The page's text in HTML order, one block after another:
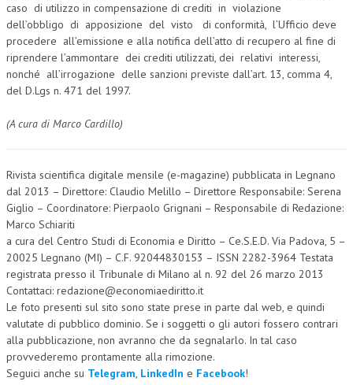
PENALE
NEWS
ARCHIVIO EVENTI (FINO AL 2022)
CORSI ENTI TERZI
BOLLETTINO FINANZIAMENTI
TELEGRAM
MANUALI E MONOGRAFIE
TESI DI LAUREA
MATERIALE DIDATTICO
INVITI E PROMOZIONI
caso di utilizzo in compensazione di crediti in violazione
dell’obbligo di apposizione del visto di conformità, l’Ufficio deve
procedere all’emissione e alla notifica dell’atto di recupero al fine di
riprendere l’ammontare dei crediti utilizzati, dei relativi interessi,
nonché all’irrogazione delle sanzioni previste dall’art. 13, comma 4,
del D.Lgs n. 471 del 1997.
(A cura di Marco Cardillo)
Rivista scientifica digitale mensile (e-magazine) pubblicata in Legnano
dal 2013 – Direttore: Claudio Melillo – Direttore Responsabile: Serena
Giglio – Coordinatore: Pierpaolo Grignani – Responsabile di Redazione:
Marco Schiariti
a cura del Centro Studi di Economia e Diritto – Ce.S.E.D. Via Padova, 5 –
20025 Legnano (MI) – C.F. 92044830153 – ISSN 2282-3964 Testata
registrata presso il Tribunale di Milano al n. 92 del 26 marzo 2013
Contattaci: redazione@economiaediritto.it
Le foto presenti sul sito sono state prese in parte dal web, e quindi
valutate di pubblico dominio. Se i soggetti o gli autori fossero contrari
alla pubblicazione, non avranno che da segnalarlo. In tal caso
provvederemo prontamente alla rimozione.
Seguici anche su Telegram, LinkedIn e Facebook!